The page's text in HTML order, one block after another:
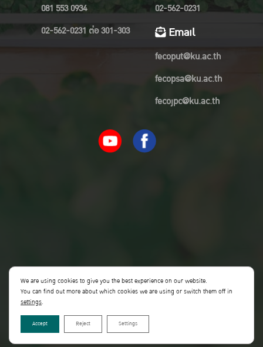
081 553 0934
02-562-0231 ต่อ 301-303
02-562-0231
Email
fecoput@ku.ac.th
fecopsa@ku.ac.th
fecojpc@ku.ac.th
Copyright©Faculty of Economics KU
We are using cookies to give you the best experience on our website.
You can find out more about which cookies we are using or switch them off in
settings.
Accept Reject Settings